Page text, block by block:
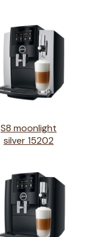
S8 moonlight
silver 15202